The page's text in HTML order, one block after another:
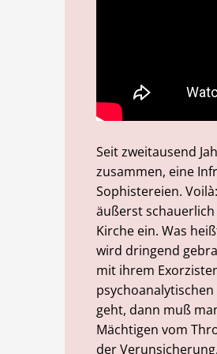
Seit zweitausend
zusammen, eine
Sophistereien.
äußerst
Kirche ein. Was
wird dringend
mit ihrem
geht, dann muß
Mächtigen vom
der